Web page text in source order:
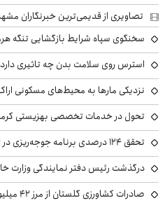
تصاویری از قدیمی‌ترین خبرنگاران
سخنگوی سپاه شرایط بازگشایی تنگه
استرس روی سلامت بدن چه تاثیری
نزدیکی مارها به محیط‌های مسکونی
تحول در خدمات تخصصی بهزیستی کرمانشاه با
تحقق ۱۲۴ درصدی برنامه جوجه‌ریزی در تیرماه و جهش تولید مرغ در فارس
درگذشت رئیس دفتر نمایندگی وزارت
صادرات کشاورزی گلستان از مرز ۴۲ میلیون دلار گذشت